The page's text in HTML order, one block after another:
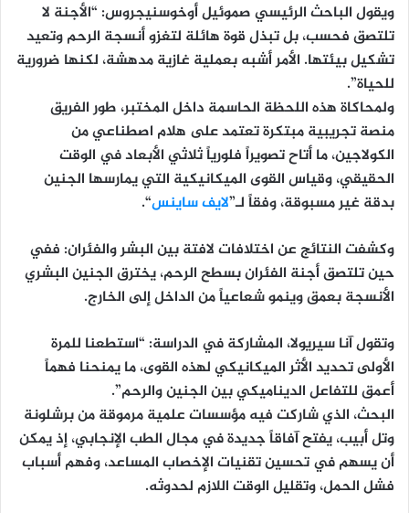
ويقول الباحث الرئيسي صموئيل أوخوسنيجروس: “الأجنة لا
تلتصق فحسب، بل تبذل قوة هائلة لتغزو أنسجة الرحم وتعيد
تشكيل بيئتها. الأمر أشبه بعملية غازية مدهشة، لكنها ضرورية
للحياة”.
ولمحاكاة هذه اللحظة الحاسمة داخل المختبر، طور الفريق
منصة تجريبية مبتكرة تعتمد على هلام اصطناعي من
الكولاجين، ما أتاح تصويراً فلورياً ثلاثي الأبعاد في الوقت
الحقيقي، وقياس القوى الميكانيكية التي يمارسها الجنين
بدقة غير مسبوقة، وفقاً لـ”لايف ساينس“.
وكشفت النتائج عن اختلافات لافتة بين البشر والفئران: ففي
حين تلتصق أجنة الفئران بسطح الرحم، يخترق الجنين البشري
الأنسجة بعمق وينمو شعاعياً من الداخل إلى الخارج.
وتقول آنا سيريولا، المشاركة في الدراسة: “استطعنا للمرة
الأولى تحديد الأثر الميكانيكي لهذه القوى، ما يمنحنا فهماً
أعمق للتفاعل الديناميكي بين الجنين والرحم”.
البحث، الذي شاركت فيه مؤسسات علمية مرموقة من برشلونة
وتل أبيب، يفتح آفاقاً جديدة في مجال الطب الإنجابي، إذ يمكن
أن يسهم في تحسين تقنيات الإخصاب المساعد، وفهم أسباب
فشل الحمل، وتقليل الوقت اللازم لحدوثه.